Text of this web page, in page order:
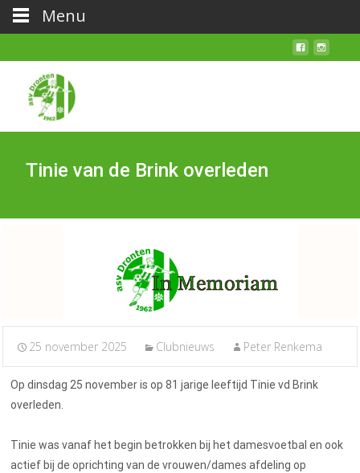
Tinie van de Brink overleden
25 november 2025 Clubnieuws Peter Renkema
Op dinsdag 25 november is op 81 jarige leeftijd Tinie vd Brink
overleden.
Tinie was vanaf het begin betrokken bij het damesvoetbal en ook
actief bij de oprichting van de vrouwen/dames afdeling op
Menu